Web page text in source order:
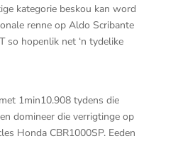
kategorie beskou kan word
renne op Aldo Scribante
so hopenlik net ‘n tydelike
1min10.908 tydens die
domineer die verrigtinge op
Honda CBR1000SP. Eeden